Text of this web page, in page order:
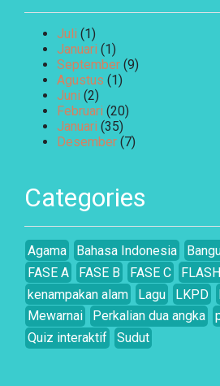
Juli (1)
Januari (1)
September (9)
Agustus (1)
Juni (2)
Februari (20)
Januari (35)
Desember (7)
Categories
Agama Bahasa Indonesia
FASE A
FASE B FASE C
kenampakan alam
Lagu LKPD
Mewarnai
Perkalian dua angka
Quiz interaktif
Sudut